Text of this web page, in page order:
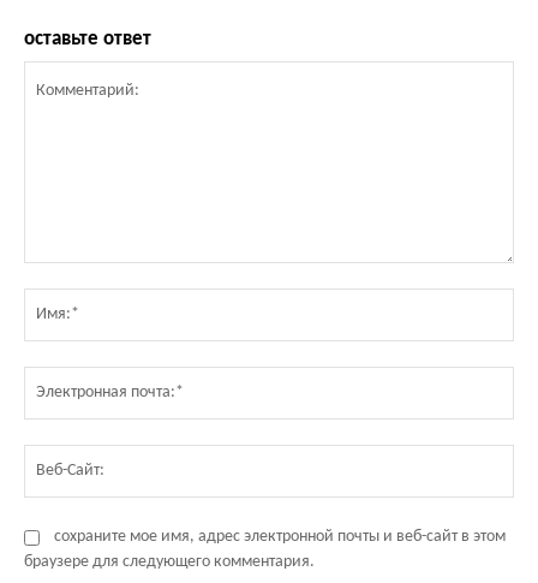
оставьте ответ
сохраните мое имя, адрес электронной почты и веб-сайт в этом
браузере для следующего комментария.